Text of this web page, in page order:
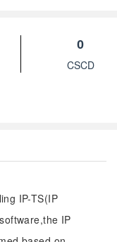
0
CSCD
IP-TS(IP
IP